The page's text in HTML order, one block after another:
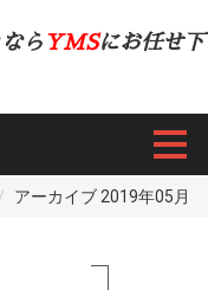
ら YMSにお任せ下
アーカイブ 2019年05月